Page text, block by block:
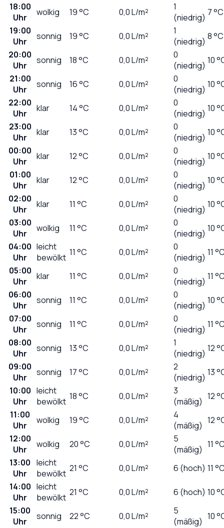
18:00
Uhr
wolkig 19°C 0,0L/m²
1
(niedrig) 7 °C
19:00
Uhr
sonnig 19°C 0,0L/m²
1
(niedrig) 8 °C
20:00
Uhr
sonnig 18°C 0,0L/m²
0
(niedrig) 10
21:00
Uhr
sonnig 16°C 0,0L/m²
0
(niedrig) 10
22:00
Uhr
klar 14°C 0,0L/m²
0
(niedrig) 10
23:00
Uhr
klar 13°C 0,0L/m²
0
(niedrig) 10
00:00
Uhr
klar 12°C 0,0L/m²
0
(niedrig) 10
01:00
Uhr
klar 12°C 0,0L/m²
0
(niedrig) 10
02:00
Uhr
klar 11 °C 0,0L/m²
0
(niedrig) 10
03:00
Uhr
wolkig 11 °C 0,0L/m²
0
(niedrig) 10
04:00
Uhr
leicht
bewölkt 11 °C 0,0L/m²
0
(niedrig) 11
05:00
Uhr
klar 11 °C 0,0L/m²
0
(niedrig) 11
06:00
Uhr
sonnig 11 °C 0,0L/m²
0
(niedrig) 10
07:00
Uhr
sonnig 11 °C 0,0L/m²
0
(niedrig) 11
08:00
Uhr
sonnig 13°C 0,0L/m²
1
(niedrig) 12
09:00
Uhr
sonnig 17°C 0,0L/m²
2
(niedrig) 13
10:00
Uhr
leicht
bewölkt 18°C 0,0L/m²
3
(mäßig) 12
11:00
Uhr
wolkig 19°C 0,0L/m²
4
(mäßig) 12
12:00
Uhr
wolkig 20°C 0,0L/m²
5
(mäßig) 11
13:00
Uhr
leicht
bewölkt 21 °C 0,0L/m² 6 (hoch) 11
14:00
Uhr
leicht
bewölkt 21 °C 0,0L/m² 6 (hoch) 10
15:00
Uhr
sonnig 22°C 0,0L/m²
5
(mäßig) 10